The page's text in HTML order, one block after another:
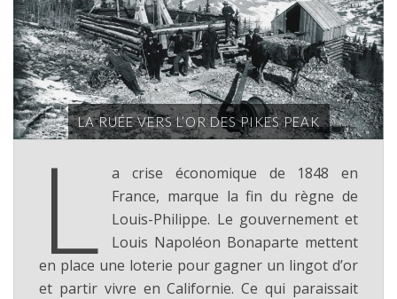
LA RUÉE VERS L’OR DES PIKES PEAK
L
a crise économique de 1848 en
France, marque la fin du règne de
Louis-Philippe. Le gouvernement et
Louis Napoléon Bonaparte mettent
en place une loterie pour gagner un lingot d’or
et partir vivre en Californie. Ce qui paraissait